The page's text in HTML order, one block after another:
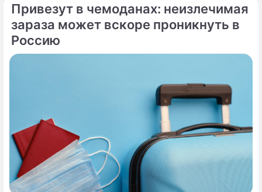
Привезут в чемоданах: неизлечимая
зараза может вскоре проникнуть в
Россию